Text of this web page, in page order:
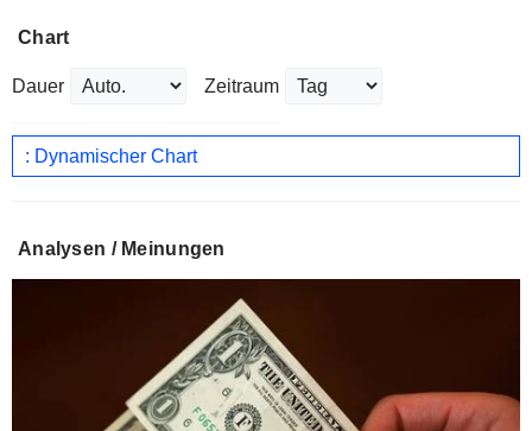
Chart
Dauer Zeitraum
: Dynamischer Chart
Analysen / Meinungen